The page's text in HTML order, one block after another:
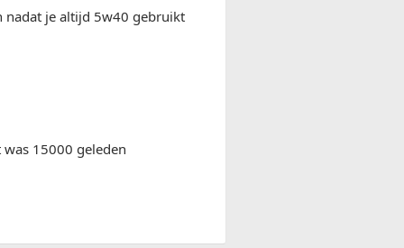
nadat je altijd 5w40 gebruikt
15000 geleden